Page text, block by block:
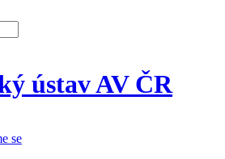
ústav AV ČR
se